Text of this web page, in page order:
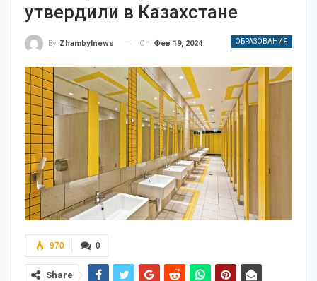
утвердили в Казахстане
ОБРАЗОВАНИЯ
By Zhambylnews On Фев 19, 2024
0
970
Share